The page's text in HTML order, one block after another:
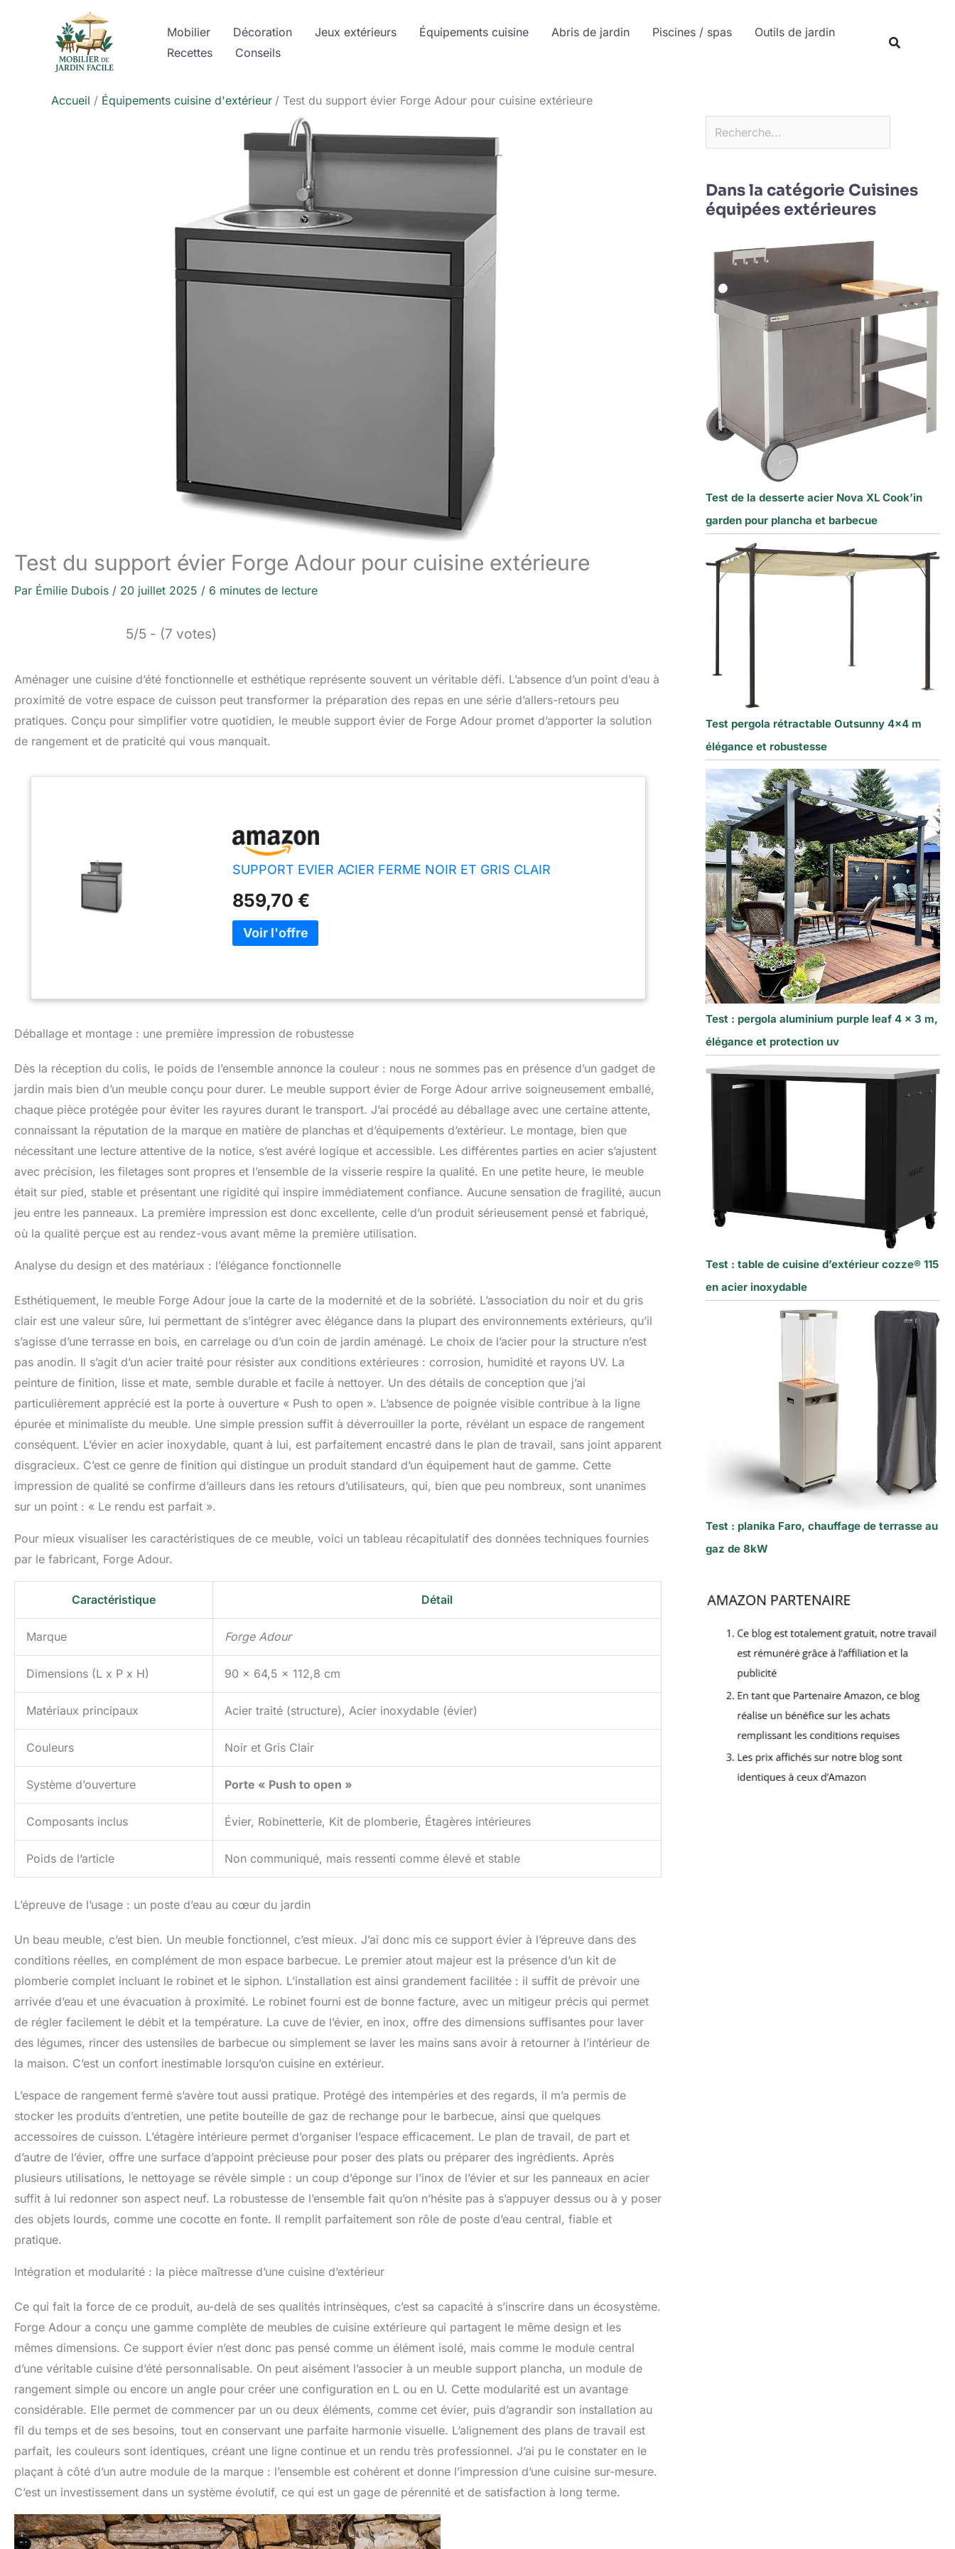
Mobilier Décoration Jeux extérieurs Équipements cuisine Abris de jardin Piscines / spas
Outils de jardin
Recettes
Conseils
Accueil Équipements cuisine d'extérieur Test du support évier Forge Adour pour cuisine extérieure
Test du support évier Forge Adour pour cuisine extérieure
Par Émilie Dubois / 20 juillet 2025 / 6 minutes de lecture
5/5 - (7 votes)
Aménager une cuisine d’été fonctionnelle et esthétique représente souvent un véritable défi. L’absence d’un point d’eau à
proximité de votre espace de cuisson peut transformer la préparation des repas en une série d’allers-retours peu
pratiques. Conçu pour simplifier votre quotidien, le meuble support évier de Forge Adour promet d’apporter la solution
de rangement et de praticité qui vous manquait.
SUPPORT EVIER ACIER FERME NOIR ET GRIS CLAIR
859,70 €
Déballage et montage : une première impression de robustesse
Dès la réception du colis, le poids de l’ensemble annonce la couleur : nous ne sommes pas en présence d’un gadget de
jardin mais bien d’un meuble conçu pour durer. Le meuble support évier de Forge Adour arrive soigneusement emballé,
chaque pièce protégée pour éviter les rayures durant le transport. J’ai procédé au déballage avec une certaine attente,
connaissant la réputation de la marque en matière de planchas et d’équipements d’extérieur. Le montage, bien que
nécessitant une lecture attentive de la notice, s’est avéré logique et accessible. Les différentes parties en acier s’ajustent
avec précision, les filetages sont propres et l’ensemble de la visserie respire la qualité. En une petite heure, le meuble
était sur pied, stable et présentant une rigidité qui inspire immédiatement confiance. Aucune sensation de fragilité, aucun
jeu entre les panneaux. La première impression est donc excellente, celle d’un produit sérieusement pensé et fabriqué,
où la qualité perçue est au rendez-vous avant même la première utilisation.
Analyse du design et des matériaux : l’élégance fonctionnelle
Esthétiquement, le meuble Forge Adour joue la carte de la modernité et de la sobriété. L’association du noir et du gris
clair est une valeur sûre, lui permettant de s’intégrer avec élégance dans la plupart des environnements extérieurs, qu’il
s’agisse d’une terrasse en bois, en carrelage ou d’un coin de jardin aménagé. Le choix de l’acier pour la structure n’est
pas anodin. Il s’agit d’un acier traité pour résister aux conditions extérieures : corrosion, humidité et rayons UV. La
peinture de finition, lisse et mate, semble durable et facile à nettoyer. Un des détails de conception que j’ai
particulièrement apprécié est la porte à ouverture « Push to open ». L’absence de poignée visible contribue à la ligne
épurée et minimaliste du meuble. Une simple pression suffit à déverrouiller la porte, révélant un espace de rangement
conséquent. L’évier en acier inoxydable, quant à lui, est parfaitement encastré dans le plan de travail, sans joint apparent
disgracieux. C’est ce genre de finition qui distingue un produit standard d’un équipement haut de gamme. Cette
impression de qualité se confirme d’ailleurs dans les retours d’utilisateurs, qui, bien que peu nombreux, sont unanimes
sur un point : « Le rendu est parfait ».
Pour mieux visualiser les caractéristiques de ce meuble, voici un tableau récapitulatif des données techniques fournies
par le fabricant, Forge Adour.
Caractéristique Détail
Marque Forge Adour
Dimensions (L x P x H) 90 x 64,5 x 112,8 cm
Matériaux principaux Acier traité (structure), Acier inoxydable (évier)
Couleurs Noir et Gris Clair
Système d’ouverture Porte « Push to open »
Composants inclus Évier, Robinetterie, Kit de plomberie, Étagères intérieures
Poids de l’article Non communiqué, mais ressenti comme élevé et stable
L’épreuve de l’usage : un poste d’eau au cœur du jardin
Un beau meuble, c’est bien. Un meuble fonctionnel, c’est mieux. J’ai donc mis ce support évier à l’épreuve dans des
conditions réelles, en complément de mon espace barbecue. Le premier atout majeur est la présence d’un kit de
plomberie complet incluant le robinet et le siphon. L’installation est ainsi grandement facilitée : il suffit de prévoir une
arrivée d’eau et une évacuation à proximité. Le robinet fourni est de bonne facture, avec un mitigeur précis qui permet
de régler facilement le débit et la température. La cuve de l’évier, en inox, offre des dimensions suffisantes pour laver
des légumes, rincer des ustensiles de barbecue ou simplement se laver les mains sans avoir à retourner à l’intérieur de
la maison. C’est un confort inestimable lorsqu’on cuisine en extérieur.
L’espace de rangement fermé s’avère tout aussi pratique. Protégé des intempéries et des regards, il m’a permis de
stocker les produits d’entretien, une petite bouteille de gaz de rechange pour le barbecue, ainsi que quelques
accessoires de cuisson. L’étagère intérieure permet d’organiser l’espace efficacement. Le plan de travail, de part et
d’autre de l’évier, offre une surface d’appoint précieuse pour poser des plats ou préparer des ingrédients. Après
plusieurs utilisations, le nettoyage se révèle simple : un coup d’éponge sur l’inox de l’évier et sur les panneaux en acier
suffit à lui redonner son aspect neuf. La robustesse de l’ensemble fait qu’on n’hésite pas à s’appuyer dessus ou à y poser
des objets lourds, comme une cocotte en fonte. Il remplit parfaitement son rôle de poste d’eau central, fiable et
pratique.
Intégration et modularité : la pièce maîtresse d’une cuisine d’extérieur
Ce qui fait la force de ce produit, au-delà de ses qualités intrinsèques, c’est sa capacité à s’inscrire dans un écosystème.
Forge Adour a conçu une gamme complète de meubles de cuisine extérieure qui partagent le même design et les
mêmes dimensions. Ce support évier n’est donc pas pensé comme un élément isolé, mais comme le module central
d’une véritable cuisine d’été personnalisable. On peut aisément l’associer à un meuble support plancha, un module de
rangement simple ou encore un angle pour créer une configuration en L ou en U. Cette modularité est un avantage
considérable. Elle permet de commencer par un ou deux éléments, comme cet évier, puis d’agrandir son installation au
fil du temps et de ses besoins, tout en conservant une parfaite harmonie visuelle. L’alignement des plans de travail est
parfait, les couleurs sont identiques, créant une ligne continue et un rendu très professionnel. J’ai pu le constater en le
plaçant à côté d’un autre module de la marque : l’ensemble est cohérent et donne l’impression d’une cuisine sur-mesure.
C’est un investissement dans un système évolutif, ce qui est un gage de pérennité et de satisfaction à long terme.
Dans la catégorie Cuisines
équipées extérieures
Test de la desserte acier Nova XL Cook’in
garden pour plancha et barbecue
Test pergola rétractable Outsunny 4×4 m
élégance et robustesse
Test : pergola aluminium purple leaf 4 x 3 m,
élégance et protection uv
Test : table de cuisine d’extérieur cozze® 115
en acier inoxydable
Test : planika Faro, chauffage de terrasse au
gaz de 8kW